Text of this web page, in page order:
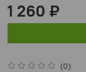
(0)
1 260 ₽